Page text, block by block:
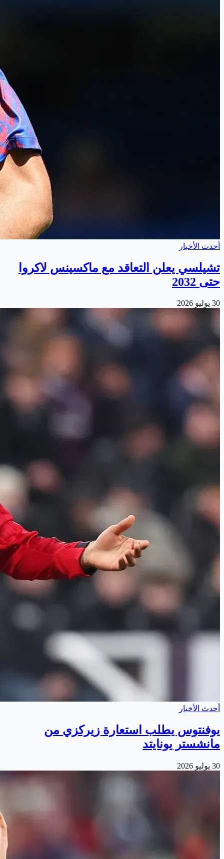
أحدث الأخبار
تشيلسي يعلن التعاقد مع ماكسينس لاكروا
حتى 2032
30 يوليو 2026
أحدث الأخبار
يوفنتوس يطلب استعارة زيركزي من
مانشستر يونايتد
30 يوليو 2026